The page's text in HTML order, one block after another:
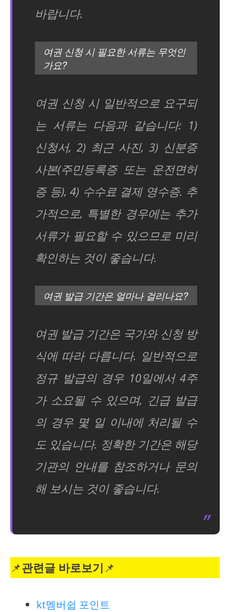
바랍니다.
여권 신청 시 필요한 서류는 무엇인
가요?
여권 신청 시 일반적으로 요구되
는 서류는 다음과 같습니다: 1)
신청서, 2) 최근 사진, 3) 신분증
사본(주민등록증 또는 운전면허
증 등), 4) 수수료 결제 영수증. 추
가적으로, 특별한 경우에는 추가
서류가 필요할 수 있으므로 미리
확인하는 것이 좋습니다.
여권 발급 기간은 얼마나 걸리나요?
여권 발급 기간은 국가와 신청 방
식에 따라 다릅니다. 일반적으로
정규 발급의 경우 10일에서 4주
가 소요될 수 있으며, 긴급 발급
의 경우 몇 일 이내에 처리될 수
도 있습니다. 정확한 기간은 해당
기관의 안내를 참조하거나 문의
해 보시는 것이 좋습니다.
📌관련글 바로보기 📌
kt멤버쉽 포인트